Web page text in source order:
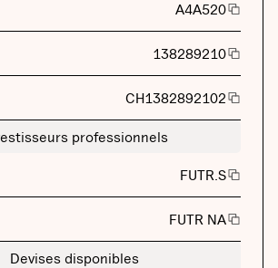
A4A520
138289210
CH1382892102
professionnels
FUTR.S
FUTR NA
Devises disponibles